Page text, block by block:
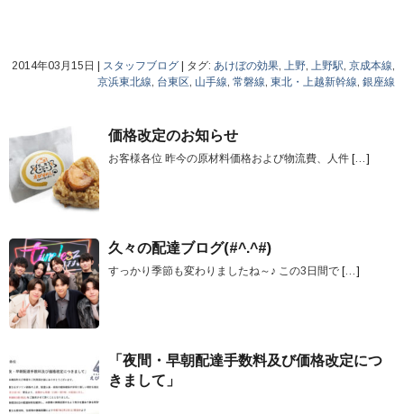
2014年03月15日 | スタッフブログ | タグ: あけぼの効果 上野 上野駅 京成本線
京浜東北線 台東区 山手線 常磐線 東北・上越新幹線 銀座線
価格改定のお知らせ
お客様各位 昨今の原材料価格および物流費、人件 […]
久々の配達ブログ(#^.^#)
すっかり季節も変わりましたね～♪ この3日間で […]
「夜間・早朝配達手数料及び価格改定につ
きまして」